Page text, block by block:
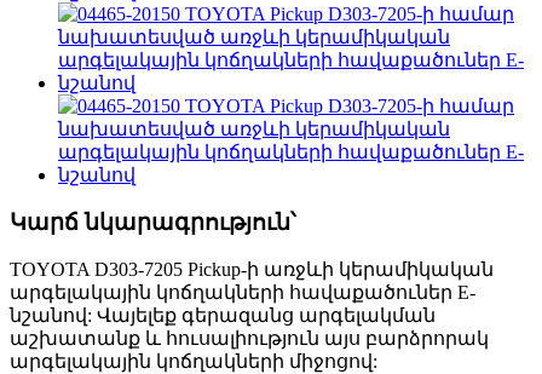
Կարճ նկարագրություն՝
TOYOTA D303-7205 Pickup-ի առջևի կերամիկական
արգելակային կոճղակների հավաքածուներ E-
նշանով: Վայելեք գերազանց արգելակման
աշխատանք և հուսալիություն այս բարձրորակ
արգելակային կոճղակների միջոցով: